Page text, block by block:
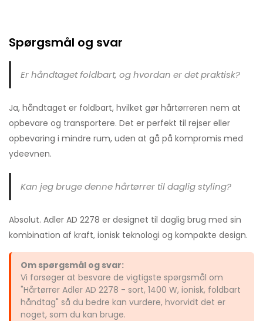
Spørgsmål og svar
Er håndtaget foldbart, og hvordan er det praktisk?
Ja, håndtaget er foldbart, hvilket gør hårtørreren nem at
opbevare og transportere. Det er perfekt til rejser eller
opbevaring i mindre rum, uden at gå på kompromis med
ydeevnen.
Kan jeg bruge denne hårtørrer til daglig styling?
Absolut. Adler AD 2278 er designet til daglig brug med sin
kombination af kraft, ionisk teknologi og kompakte design.
Om spørgsmål og svar:
Vi forsøger at besvare de vigtigste spørgsmål om
"Hårtørrer Adler AD 2278 - sort, 1400 W, ionisk, foldbart
håndtag" så du bedre kan vurdere, hvorvidt det er
noget, som du kan bruge.